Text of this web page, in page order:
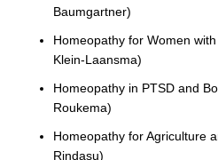
Baumgartner)
Homeopathy for Women
Klein-Laansma)
Homeopathy in PTSD and
Roukema)
Homeopathy for Agriculture
Rindasu)